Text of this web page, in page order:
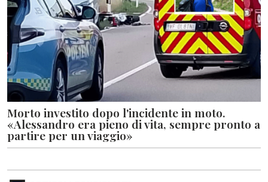
Morto investito dopo l'incidente in moto.
«Alessandro era pieno di vita, sempre pronto a
partire per un viaggio»